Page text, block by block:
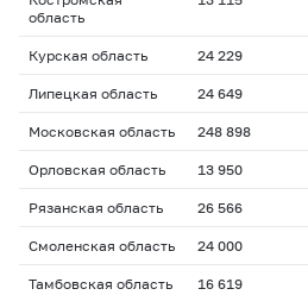
область
Курская область 24 229
Липецкая область 24 649
Московская область 248 898
Орловская область 13 950
Рязанская область 26 566
Смоленская область 24 000
Тамбовская область 16 619